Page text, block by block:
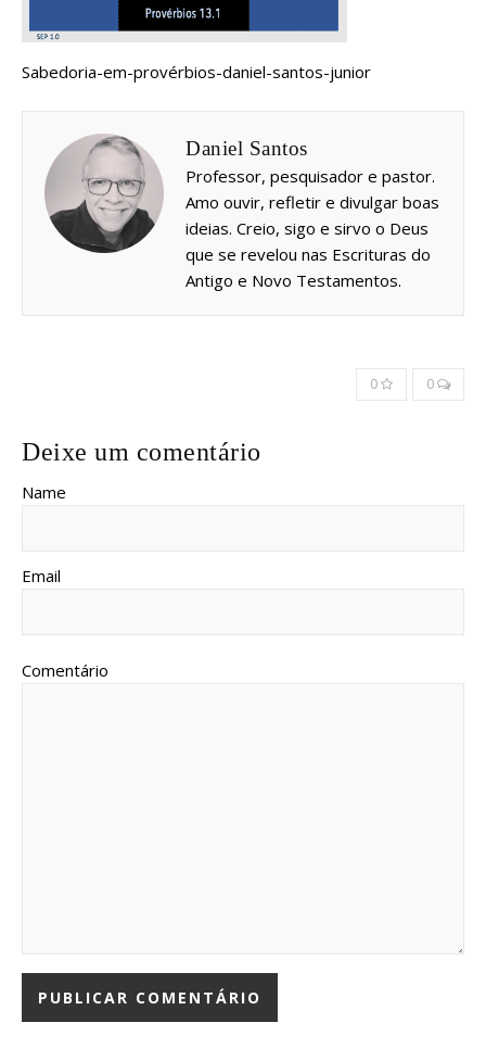
Sabedoria-em-provérbios-daniel-santos-junior
Daniel Santos
Professor, pesquisador e pastor.
Amo ouvir, refletir e divulgar boas
ideias. Creio, sigo e sirvo o Deus
que se revelou nas Escrituras do
Antigo e Novo Testamentos.
0 0
Deixe um comentário
Name
Email
Comentário